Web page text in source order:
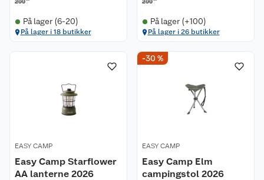
299
På lager (6-20)
På lager i 18 butikker
299
På lager (+100)
På lager i 26 butikker
EASY CAMP
Easy Camp Starflower
AA lanterne 2026
-30 %
EASY CAMP
Easy Camp Elm
campingstol 2026